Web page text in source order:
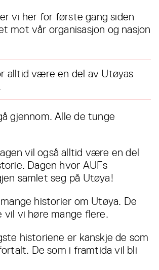
vi her for første gang siden
mot vår organisasjon og nasjon
alltid være en del av Utøyas
gjennom. Alle de tunge
vil også alltid være en del
Dagen hvor AUFs
samlet seg på Utøya!
historier om Utøya. De
vil vi høre mange flere.
historiene er kanskje de som
De som i framtida vil bli